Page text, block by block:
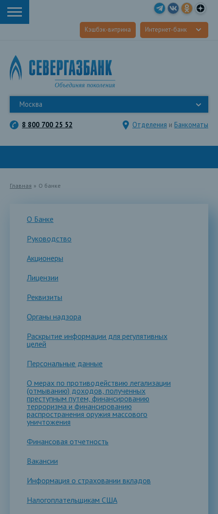
Кэшбэк-витрина Интернет-банк
Москва
8 800 700 25 52 Отделения и Банкоматы
Главная » О банке
О Банке
Руководство
Акционеры
Лицензии
Реквизиты
Органы надзора
Раскрытие информации для регулятивных
целей
Персональные данные
О мерах по противодействию легализации
(отмыванию) доходов, полученных
преступным путем, финансированию
терроризма и финансированию
распространения оружия массового
уничтожения
Финансовая отчетность
Вакансии
Информация о страховании вкладов
Налогоплательщикам США